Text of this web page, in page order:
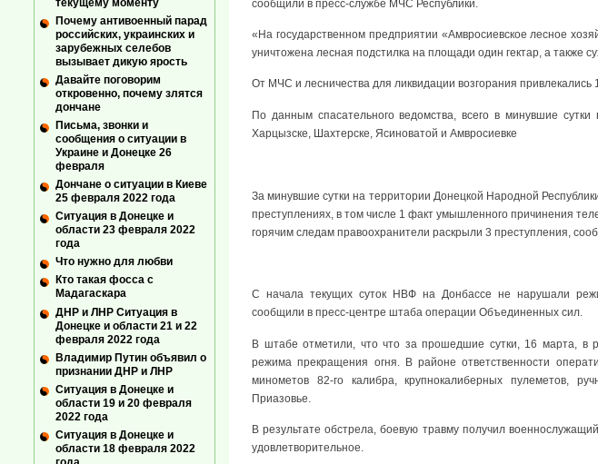
сообщили в пресс-службе МЧС Республики.
«На государственном предприятии «Амвросиевское лесное
уничтожена лесная подстилка на площади один гектар, а также
От МЧС и лесничества для ликвидации возгорания привлекались
По данным спасательного ведомства, всего в минувшие
Харцызске, Шахтерске, Ясиноватой и Амвросиевке
За минувшие сутки на территории Донецкой Народной
преступлениях, в том числе 1 факт умышленного причинения
горячим следам правоохранители раскрыли 3 преступления,
С начала текущих суток НВФ на Донбассе не нарушали
сообщили в пресс-центре штаба операции Объединенных сил.
В штабе отметили, что что за прошедшие сутки, 16 марта,
режима прекращения огня. В районе ответственности
минометов 82-го калибра, крупнокалиберных пулеметов,
Приазовье.
В результате обстрела, боевую травму получил
удовлетворительное.
текущему моменту
Почему антивоенный парад
российских, украинских и
зарубежных селебов
вызывает дикую ярость
Давайте поговорим
откровенно, почему злятся
дончане
Письма, звонки и
сообщения о ситуации в
Украине и Донецке 26
февраля
Дончане о ситуации в Киеве
25 февраля 2022 года
Ситуация в Донецке и
области 23 февраля 2022
года
Что нужно для любви
Кто такая фосса с
Мадагаскара
ДНР и ЛНР Ситуация в
Донецке и области 21 и 22
февраля 2022 года
Владимир Путин объявил о
признании ДНР и ЛНР
Ситуация в Донецке и
области 19 и 20 февраля
2022 года
Ситуация в Донецке и
области 18 февраля 2022